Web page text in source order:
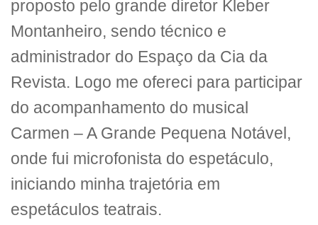
proposto pelo grande diretor Kleber
Montanheiro, sendo técnico e
administrador do Espaço da Cia da
Revista. Logo me ofereci para participar
do acompanhamento do musical
Carmen – A Grande Pequena Notável,
onde fui microfonista do espetáculo,
iniciando minha trajetória em
espetáculos teatrais.